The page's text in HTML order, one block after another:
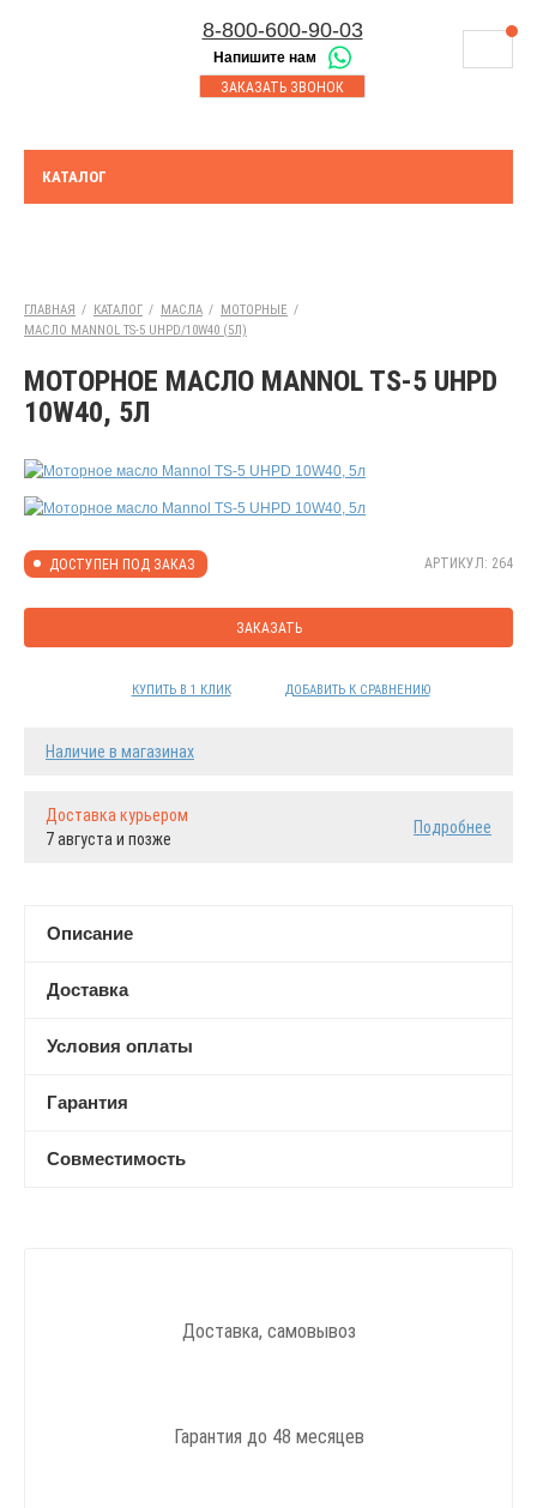
8-800-600-90-03
Напишите нам
ЗАКАЗАТЬ ЗВОНОК
Корзина
ОПЛАТА
ЮРИДИЧЕСКИМ ЛИЦАМ
КОНТАКТЫ
АКЦИИ
8-843-230-17-45
Казань
Набережные Челны
КАТАЛОГ
ГЛАВНАЯ / КАТАЛОГ / МАСЛА / МОТОРНЫЕ /
МАСЛО MANNOL TS-5 UHPD/10W40 (5Л)
МОТОРНОЕ МАСЛО MANNOL TS-5 UHPD
10W40, 5Л
ДОСТУПЕН ПОД ЗАКАЗ АРТИКУЛ: 264
ЗАКАЗАТЬ
КУПИТЬ В 1 КЛИК ДОБАВИТЬ К СРАВНЕНИЮ
Наличие в магазинах
Доставка курьером
7 августа и позже
Подробнее
Описание
Доставка
Условия оплаты
Гарантия
Совместимость
Доставка, самовывоз
Гарантия до 48 месяцев